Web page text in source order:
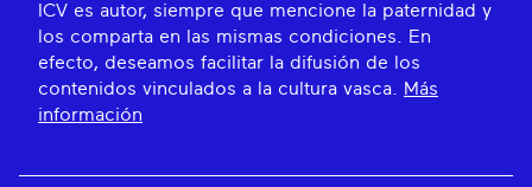
ICV es autor, siempre que mencione la paternidad y
los comparta en las mismas condiciones. En
efecto, deseamos facilitar la difusión de los
contenidos vinculados a la cultura vasca.
Más
información